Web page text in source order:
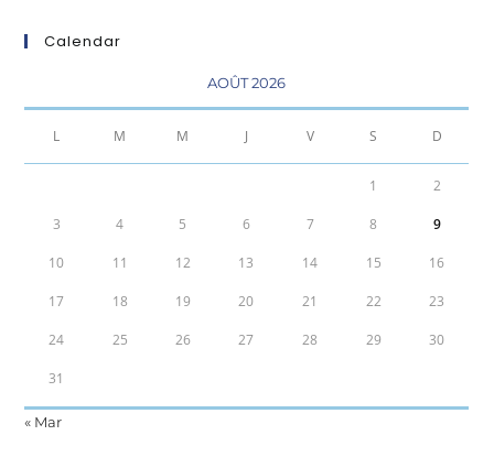
Calendar
AOÛT 2026
L M M J V S D
1 2
3 4 5 6 7 8 9
10 11 12 13 14 15 16
17 18 19 20 21 22 23
24 25 26 27 28 29 30
31
« Mar